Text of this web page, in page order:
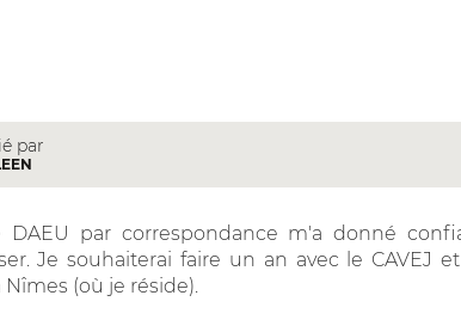
par
DAEU par correspondance m'a donné
Je souhaiterai faire un an avec le CAVEJ
(où je réside).